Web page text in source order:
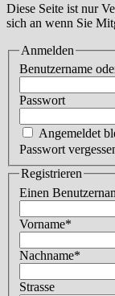
Diese Seite ist nur
sich an wenn Sie
Anmelden
Benutzername
Passwort
Angemeldet
Passwort
Registrieren
Einen
Vorname*
Nachname*
Strasse